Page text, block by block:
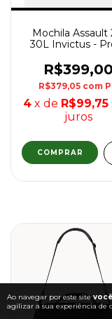
Ao navegar por este site
agilizar a sua experiência de
Mochila Assault
30L Invictus -
R$399,00
R$379,05 com
4 x de R$99,75
juros